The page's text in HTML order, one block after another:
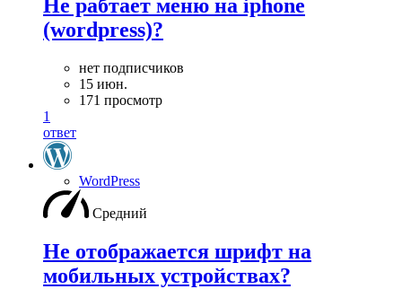
Не рабтает меню на iphone
(wordpress)?
нет подписчиков
15 июн.
171 просмотр
1
ответ
WordPress
Средний
Не отображается шрифт на
мобильных устройствах?